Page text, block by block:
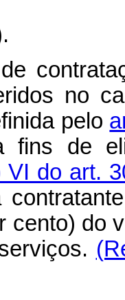
no
pelo
fins de
VI do art.
cento) do